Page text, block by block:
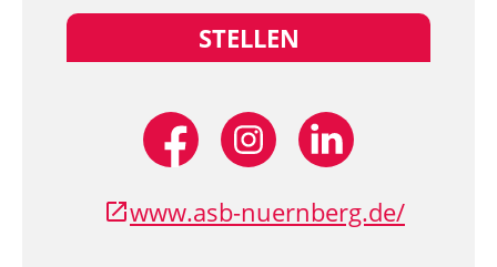
STELLEN
www.asb-nuernberg.de/